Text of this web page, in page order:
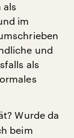
als
im
und
als
Wurde da
beim